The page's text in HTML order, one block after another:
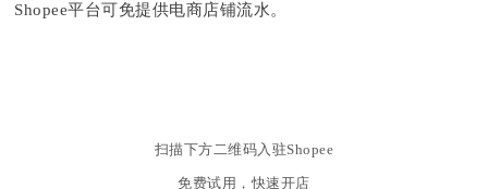
Shopee平台可免提供电商店铺流水。
扫描下方二维码入驻Shopee
免费试用，快速开店